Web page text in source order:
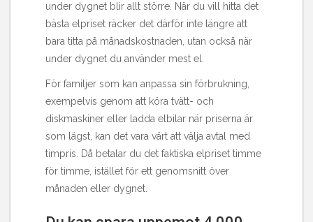
under dygnet blir allt större. När du vill hitta det
bästa elpriset räcker det därför inte längre att
bara titta på månadskostnaden, utan också när
under dygnet du använder mest el.
För familjer som kan anpassa sin förbrukning,
exempelvis genom att köra tvätt- och
diskmaskiner eller ladda elbilar när priserna är
som lägst, kan det vara värt att välja avtal med
timpris. Då betalar du det faktiska elpriset timme
för timme, istället för ett genomsnitt över
månaden eller dygnet.